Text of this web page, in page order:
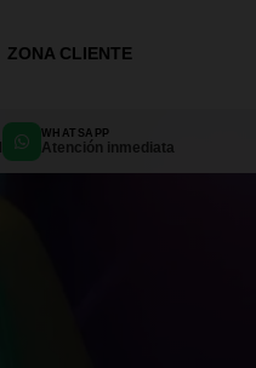
ZONA CLIENTE
WHATSAPP
Atención inmediata